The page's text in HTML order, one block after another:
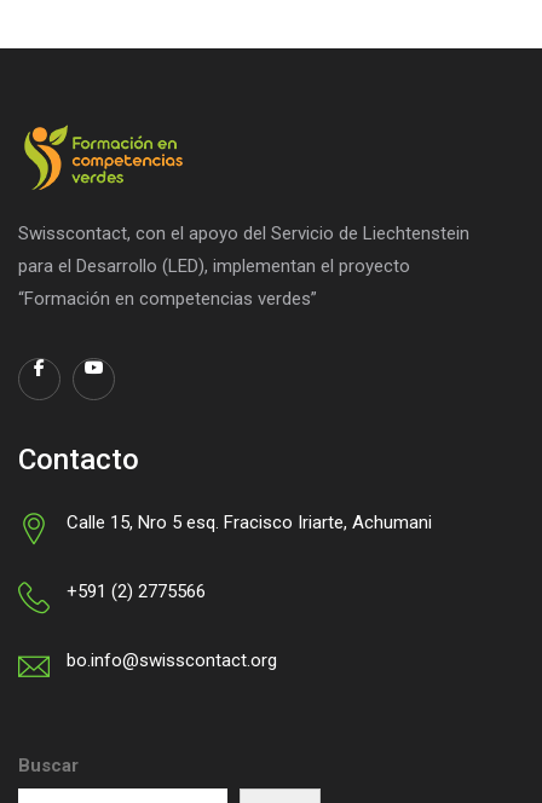
Swisscontact, con el apoyo del Servicio de Liechtenstein
para el Desarrollo (LED), implementan el proyecto
“Formación en competencias verdes”
Contacto
Calle 15, Nro 5 esq. Fracisco Iriarte, Achumani
+591 (2) 2775566
bo.info@swisscontact.org
Buscar